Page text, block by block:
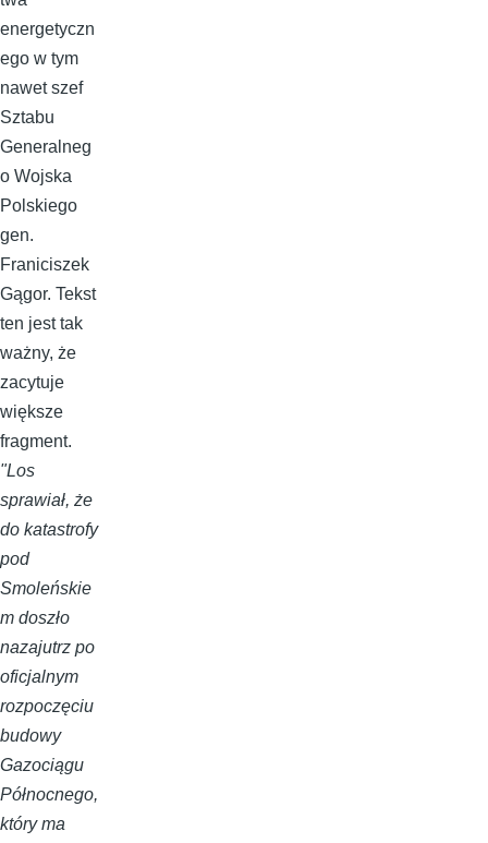
energetyczn
ego w tym
nawet szef
Sztabu
Generalneg
o Wojska
Polskiego
gen.
Franiciszek
Gągor. Tekst
ten jest tak
ważny, że
zacytuje
większe
fragment.
"Los
sprawiał, że
do katastrofy
pod
Smoleńskie
m doszło
nazajutrz po
oficjalnym
rozpoczęciu
budowy
Gazociągu
Północnego,
który ma